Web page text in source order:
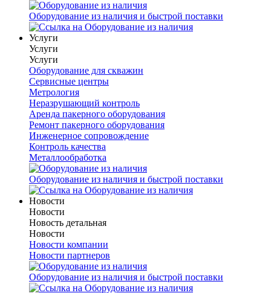
Оборудование из наличия и быстрой поставки
Услуги
Услуги
Услуги
Оборудование для скважин
Сервисные центры
Метрология
Неразрушающий контроль
Аренда пакерного оборудования
Ремонт пакерного оборудования
Инженерное сопровождение
Контроль качества
Металлообработка
Оборудование из наличия и быстрой поставки
Новости
Новости
Новость детальная
Новости
Новости компании
Новости партнеров
Оборудование из наличия и быстрой поставки